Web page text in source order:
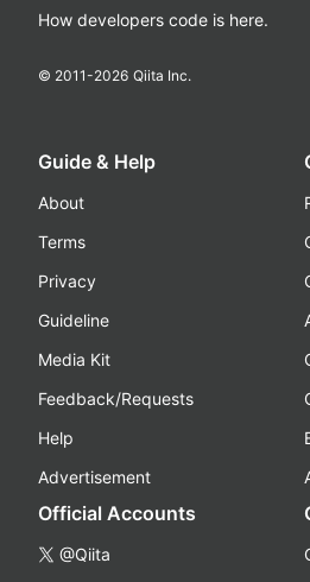
How developers code is here.
© 2011-2026 Qiita Inc.
Guide & Help
About
Terms
Privacy
Guideline
Media Kit
Feedback/Requests
Help
Advertisement
Official Accounts
@Qiita